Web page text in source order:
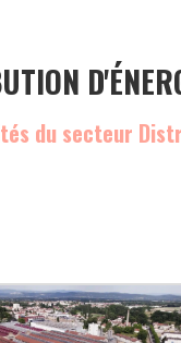
du secteur